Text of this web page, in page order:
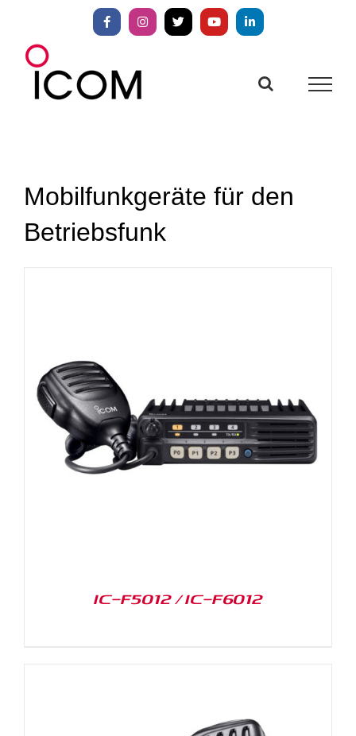
springen
FacebookInstagram
X YouTubeLinkedIn
Mobilfunkgeräte für den
Betriebsfunk
IC-F5012 / IC-F6012